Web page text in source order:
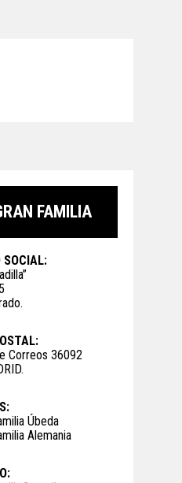
FAMILIA
SOCIAL:
Correos 36092
Úbeda
Alemania